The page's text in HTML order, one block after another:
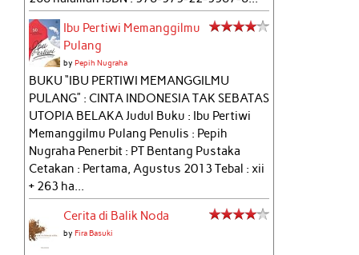
Ibu Pertiwi Memanggilmu
Pulang
byPepih Nugraha
BUKU “IBU PERTIWI MEMANGGILMU
PULANG” : CINTA INDONESIA TAK SEBATAS
UTOPIA BELAKA Judul Buku : Ibu Pertiwi
Memanggilmu Pulang Penulis : Pepih
Nugraha Penerbit : PT Bentang Pustaka
Cetakan : Pertama, Agustus 2013 Tebal : xii
+ 263 ha...
Cerita di Balik Noda
byFira Basuki